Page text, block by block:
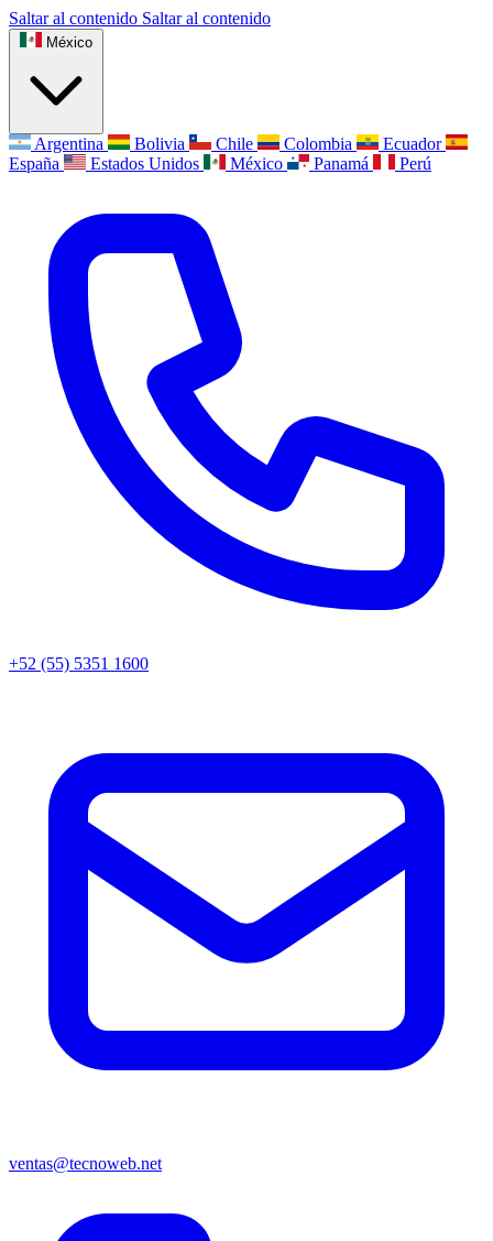
Saltar al contenido Saltar al contenido
México
Argentina Bolivia Chile Colombia
Ecuador
España
Estados Unidos México Panamá Perú
+52 (55) 5351 1600
ventas@tecnoweb.net